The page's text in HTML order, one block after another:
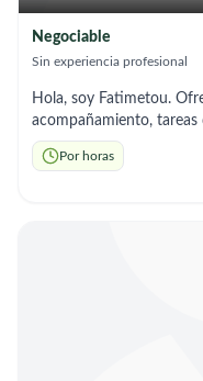
Negociable
Sin experiencia profesional
Hola, soy Fatimetou.
acompañamiento,
Soy responsable y me
Por horas